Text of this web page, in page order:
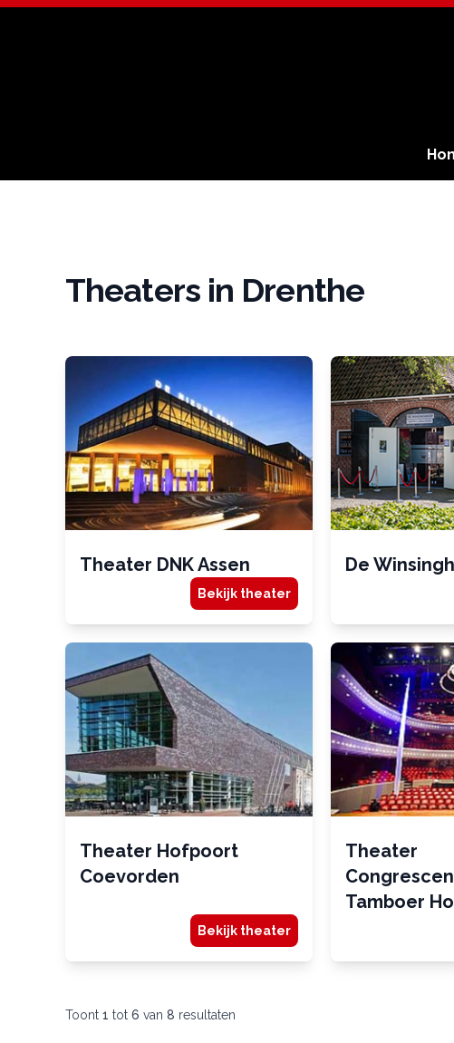
Theaters in Drenthe
Theater DNK Assen
Bekijk theater
De
Theater Hofpoort
Coevorden
Bekijk theater
Theater
Tamboer
Toont 1 tot 6 van 8 resultaten